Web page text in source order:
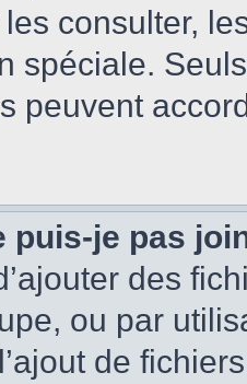
consulter,
spéciale.
peuvent
puis-je pas
des
ou par
de